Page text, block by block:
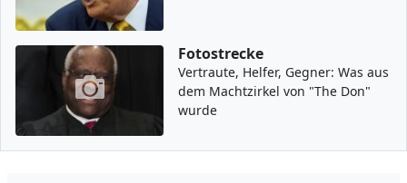
Fotostrecke
Vertraute, Helfer, Gegner: Was aus
dem Machtzirkel von "The Don"
wurde